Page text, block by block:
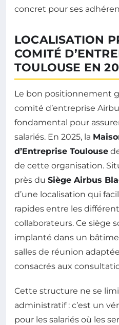
concret pour ses
LOCALISATION
COMITÉ
TOULOUSE EN
Le bon positionnement
comité d’entreprise
fondamental pour
salariés. En 2025, la
d’Entreprise Toulouse
de cette organisation.
près du Siège Airbus
d’une localisation qui
rapides entre les
collaborateurs. Ce siège
implanté dans un
salles de réunion
consacrés aux
Cette structure ne se
administratif : c’est un
pour les salariés où les